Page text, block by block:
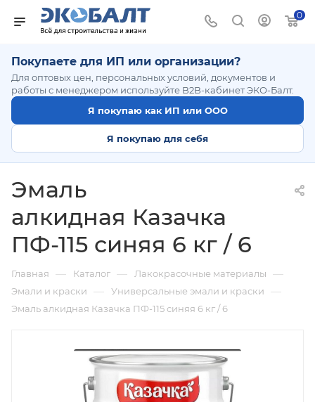
0
Покупаете для ИП или организации?
Для оптовых цен, персональных условий, документов и
работы с менеджером используйте B2B-кабинет ЭКО-Балт.
Я покупаю как ИП или ООО
Я покупаю для себя
Эмаль
алкидная Казачка
ПФ-115 синяя 6 кг / 6
Главная — Каталог — Лакокрасочные материалы —
Эмали и краски — Универсальные эмали и краски —
Эмаль алкидная Казачка ПФ-115 синяя 6 кг / 6